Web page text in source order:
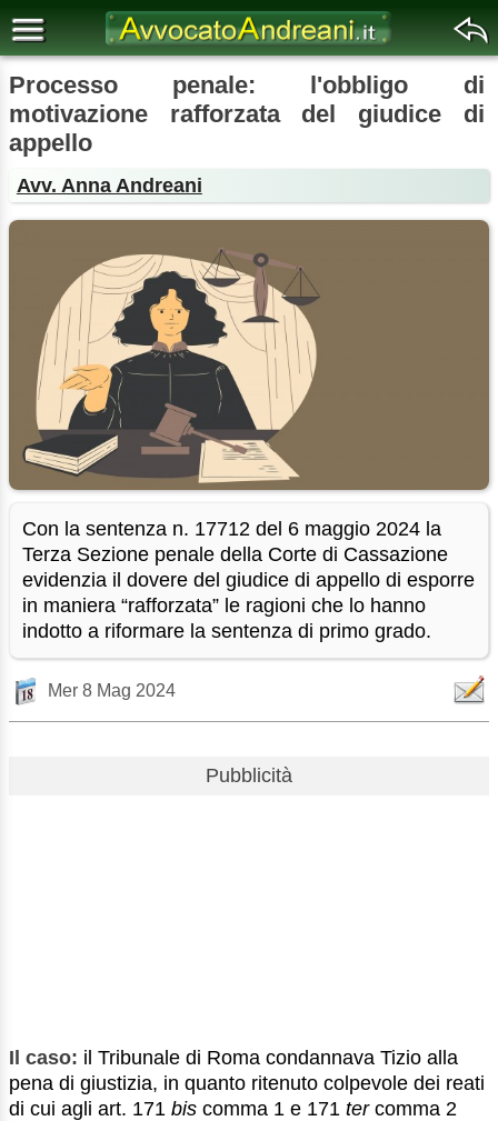
Processo penale: l'obbligo di
motivazione rafforzata del giudice di
appello
Avv. Anna Andreani
Con la sentenza n. 17712 del 6 maggio 2024 la
Terza Sezione penale della Corte di Cassazione
evidenzia il dovere del giudice di appello di esporre
in maniera “rafforzata” le ragioni che lo hanno
indotto a riformare la sentenza di primo grado.
Mer 8 Mag 2024
Pubblicità
Il caso: il Tribunale di Roma condannava Tizio alla
pena di giustizia, in quanto ritenuto colpevole dei reati
di cui agli art. 171 bis comma 1 e 171 ter comma 2